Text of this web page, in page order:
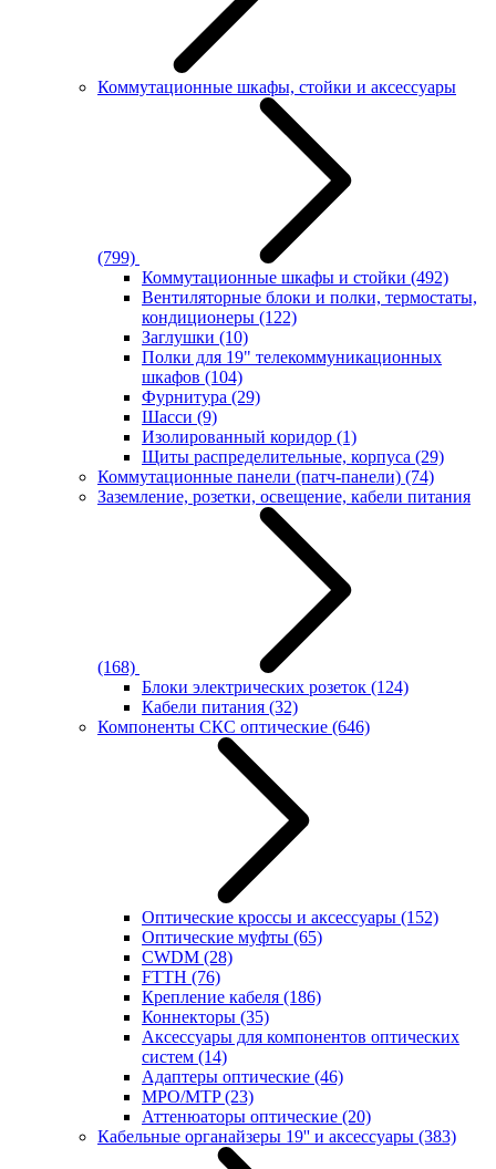
Коммутационные шкафы, стойки и аксессуары
(799)
Коммутационные шкафы и стойки (492)
Вентиляторные блоки и полки, термостаты,
кондиционеры (122)
Заглушки (10)
Полки для 19" телекоммуникационных
шкафов (104)
Фурнитура (29)
Шасси (9)
Изолированный коридор (1)
Щиты распределительные, корпуса (29)
Коммутационные панели (патч-панели) (74)
Заземление, розетки, освещение, кабели питания
(168)
Блоки электрических розеток (124)
Кабели питания (32)
Компоненты СКС оптические (646)
Оптические кроссы и аксессуары (152)
Оптические муфты (65)
CWDM (28)
FTTH (76)
Крепление кабеля (186)
Коннекторы (35)
Аксессуары для компонентов оптических
систем (14)
Адаптеры оптические (46)
MPO/MTP(23)
Аттенюаторы оптические (20)
Кабельные органайзеры 19'' и аксессуары (383)